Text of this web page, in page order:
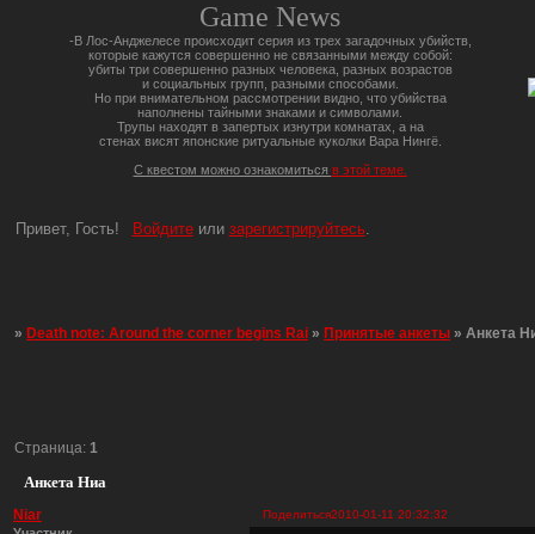
Game News
-В Лос-Анджелесе происходит серия из трех загадочных убийств,
которые кажутся совершенно не связанными между собой:
убиты три совершенно разных человека, разных возрастов
и социальных групп, разными способами.
Но при внимательном рассмотрении видно, что убийства
наполнены тайными знаками и символами.
Трупы находят в запертых изнутри комнатах, а на
стенах висят японские ритуальные куколки Вара Нингё.
С квестом можно ознакомиться в этой теме.
Привет, Гость! Войдитеили зарегистрируйтесь.
»Death note: Around the corner begins Rai »Принятые анкеты »Анкета
Анкета Ниа
Страница: 1
Поделиться2010-01-11 20:32:32
Niar